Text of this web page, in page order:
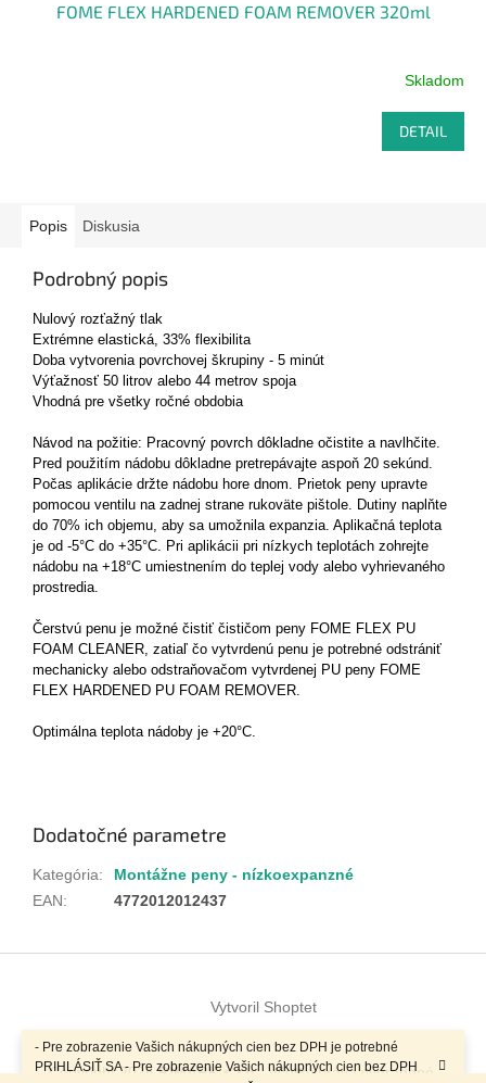
- Pre zobrazenie Vašich nákupných cien bez DPH je potrebné
PRIHLÁSIŤ SA - Pre zobrazenie Vašich nákupných cien bez DPH
FOME FLEX HARDENED FOAM REMOVER 320ml
Skladom
DETAIL
Popis Diskusia
Podrobný popis
Nulový rozťažný tlak
Extrémne elastická, 33% flexibilita
Doba vytvorenia povrchovej škrupiny - 5 minút
Výťažnosť 50 litrov alebo 44 metrov spoja
Vhodná pre všetky ročné obdobia
Návod na požitie: Pracovný povrch dôkladne očistite a navlhčite.
Pred použitím nádobu dôkladne pretrepávajte aspoň 20 sekúnd.
Počas aplikácie držte nádobu hore dnom. Prietok peny upravte
pomocou ventilu na zadnej strane rukoväte pištole. Dutiny naplňte
do 70% ich objemu, aby sa umožnila expanzia. Aplikačná teplota
je od -5°C do +35°C. Pri aplikácii pri nízkych teplotách zohrejte
nádobu na +18°C umiestnením do teplej vody alebo vyhrievaného
prostredia.
Čerstvú penu je možné čistiť čističom peny FOME FLEX PU
FOAM CLEANER, zatiaľ čo vytvrdenú penu je potrebné odstrániť
mechanicky alebo odstraňovačom vytvrdenej PU peny FOME
FLEX HARDENED PU FOAM REMOVER.
Optimálna teplota nádoby je +20°C.
Dodatočné parametre
Kategória:
Montážne peny - nízkoexpanzné
EAN: 4772012012437
Vytvoril Shoptet
Copyright 2026RIMARK s.r.o.. Všetky práva vyhradené.